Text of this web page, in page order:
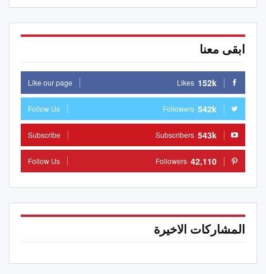
ابقى معنا
152k
Likes
Like our page
542k
Followers
Follow Us
543k
Subscribers
Subscribe
42,110
Followers
Follow Us
المشاركات الاخيرة